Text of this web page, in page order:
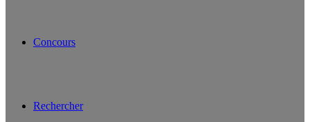
Concours
Rechercher